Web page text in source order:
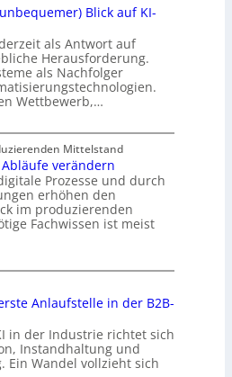
Blick auf KI-
als Antwort auf
Herausforderung.
als Nachfolger
Wettbewerb,…
Mittelstand
verändern
Prozesse und durch
erhöhen den
im produzierenden
Fachwissen ist meist
Anlaufstelle in der B2B-
in der Industrie richtet sich
Instandhaltung und
Ein Wandel vollzieht sich